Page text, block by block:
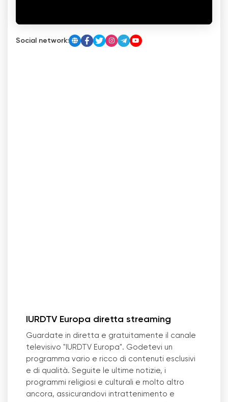
Social network:
IURDTV Europa diretta streaming
Guardate in diretta e gratuitamente il canale
televisivo "IURDTV Europa". Godetevi un
programma vario e ricco di contenuti esclusivi
e di qualità. Seguite le ultime notizie, i
programmi religiosi e culturali e molto altro
ancora, assicurandovi intrattenimento e